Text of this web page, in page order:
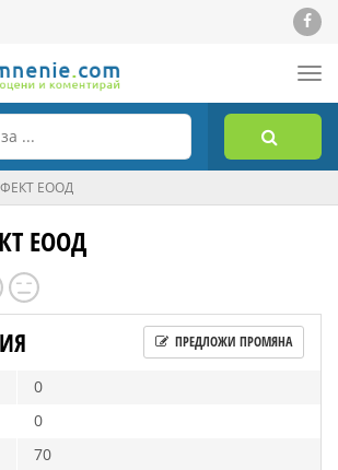
ЕООД
ЕООД
ПРЕДЛОЖИ ПРОМЯНА
0
0
70